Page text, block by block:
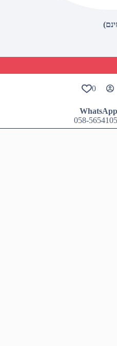
0
WhatsApp
058-5654105